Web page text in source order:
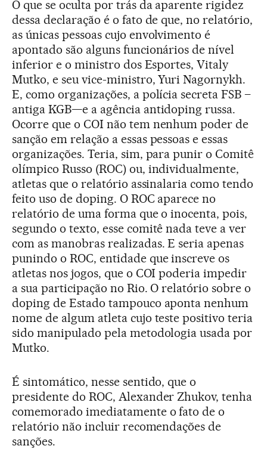
O que se oculta por trás da aparente rigidez
dessa declaração é o fato de que, no relatório,
as únicas pessoas cujo envolvimento é
apontado são alguns funcionários de nível
inferior e o ministro dos Esportes, Vitaly
Mutko, e seu vice-ministro, Yuri Nagornykh.
E, como organizações, a polícia secreta FSB –
antiga KGB—e a agência antidoping russa.
Ocorre que o COI não tem nenhum poder de
sanção em relação a essas pessoas e essas
organizações. Teria, sim, para punir o Comitê
olímpico Russo (ROC) ou, individualmente,
atletas que o relatório assinalaria como tendo
feito uso de doping. O ROC aparece no
relatório de uma forma que o inocenta, pois,
segundo o texto, esse comitê nada teve a ver
com as manobras realizadas. E seria apenas
punindo o ROC, entidade que inscreve os
atletas nos jogos, que o COI poderia impedir
a sua participação no Rio. O relatório sobre o
doping de Estado tampouco aponta nenhum
nome de algum atleta cujo teste positivo teria
sido manipulado pela metodologia usada por
Mutko.
É sintomático, nesse sentido, que o
presidente do ROC, Alexander Zhukov, tenha
comemorado imediatamente o fato de o
relatório não incluir recomendações de
sanções.